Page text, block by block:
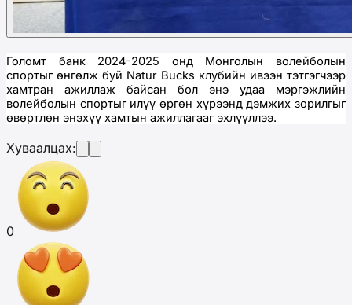
Голомт банк 2024-2025 онд Монголын волейболын
спортыг өнгөлж буй Natur Bucks клубийн ивээн тэтгэгчээр
хамтран ажиллаж байсан бол энэ удаа мэргэжлийн
волейболын спортыг илүү өргөн хүрээнд дэмжих зорилгыг
өвөртлөн энэхүү хамтын ажиллагааг эхлүүллээ.
Хуваалцах:
0